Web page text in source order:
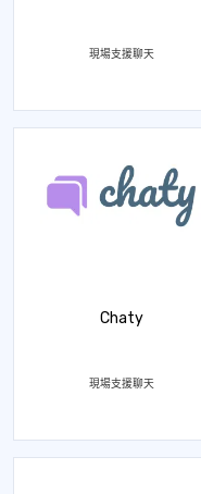
現場支援聊天
Chaty
現場支援聊天